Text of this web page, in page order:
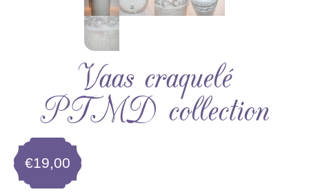
Vaas craquelé
PTMD collection
€19,00